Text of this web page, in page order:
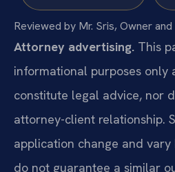
Reviewed by Mr. Sris, Owner and
Attorney advertising. This
informational purposes only
constitute legal advice, nor
attorney-client relationship.
application change and vary
do not guarantee a similar